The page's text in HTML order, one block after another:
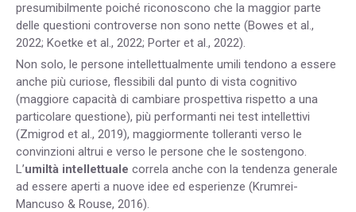
presumibilmente poiché riconoscono che la maggior parte
delle questioni controverse non sono nette (Bowes et al.,
2022; Koetke et al., 2022; Porter et al., 2022).
Non solo, le persone intellettualmente umili tendono a essere
anche più curiose, flessibili dal punto di vista cognitivo
(maggiore capacità di cambiare prospettiva rispetto a una
particolare questione), più performanti nei test intellettivi
(Zmigrod et al., 2019), maggiormente tolleranti verso le
convinzioni altrui e verso le persone che le sostengono.
L’umiltà intellettuale correla anche con la tendenza generale
ad essere aperti a nuove idee ed esperienze (Krumrei-
Mancuso & Rouse, 2016).